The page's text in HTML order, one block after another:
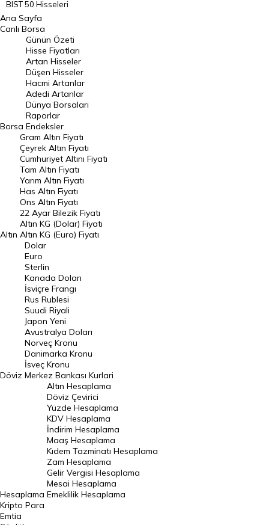
BIST 50 Hisseleri
BIST 100 Hisseleri
En Çok Artan Hisseler
En Çok Düşen Hisseler
Hacmi Artanlar
Geçmiş Kapanışlar
Dünya Borsaları
Raporlar
Endeksler
DÖVİZ
Döviz Kuru
Dolar Kuru
Euro Kuru
Pound Kuru
Frank Kuru
Riyal Kuru
Avustralya Doları
Danimarka Kronu Kuru
Kanada Doları Kuru
Norveç Kronu Kuru
İsveç Kronu Kuru
Japon Yeni Kuru
Serbest Piyasa Döviz Kurları
Merkez Bankası Döviz Kurları
Altın Fiyatları
Gram Altın Fiyatı
Ana Sayfa
Canlı Borsa
Borsa
Günün Özeti
Hisse Fiyatları
Artan Hisseler
Düşen Hisseler
Hacmi Artanlar
Adedi Artanlar
Dünya Borsaları
Raporlar
Endeksler
Altın
Gram Altın Fiyatı
Çeyrek Altın Fiyatı
Cumhuriyet Altını Fiyatı
Tam Altın Fiyatı
Yarım Altın Fiyatı
Has Altın Fiyatı
Ons Altın Fiyatı
22 Ayar Bilezik Fiyatı
Altın KG (Dolar) Fiyatı
Altın KG (Euro) Fiyatı
Döviz
Dolar
Euro
Sterlin
Kanada Doları
İsviçre Frangı
Rus Rublesi
Suudi Riyali
Japon Yeni
Avustralya Doları
Norveç Kronu
Danimarka Kronu
İsveç Kronu
Merkez Bankası Kurlari
Hesaplama
Altın Hesaplama
Döviz Çevirici
Yüzde Hesaplama
KDV Hesaplama
İndirim Hesaplama
Maaş Hesaplama
Kıdem Tazminatı Hesaplama
Zam Hesaplama
Gelir Vergisi Hesaplama
Mesai Hesaplama
Emeklilik Hesaplama
Kripto Para
Emtia